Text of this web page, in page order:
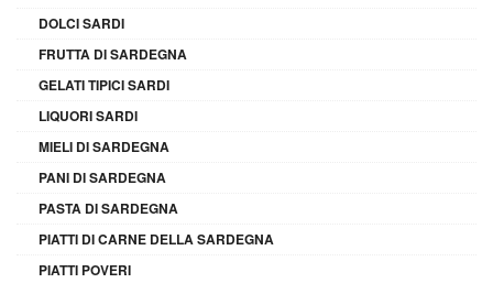
DOLCI SARDI
FRUTTA DI SARDEGNA
GELATI TIPICI SARDI
LIQUORI SARDI
MIELI DI SARDEGNA
PANI DI SARDEGNA
PASTA DI SARDEGNA
PIATTI DI CARNE DELLA SARDEGNA
PIATTI POVERI